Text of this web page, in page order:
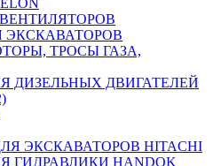
ЭКСКАВАТОРОВ
ТРОСЫ ГАЗА,
ДИЗЕЛЬНЫХ ДВИГАТЕЛЕЙ
ЭКСКАВАТОРОВ HITACHI
ГИДРАВЛИКИ HANDOK